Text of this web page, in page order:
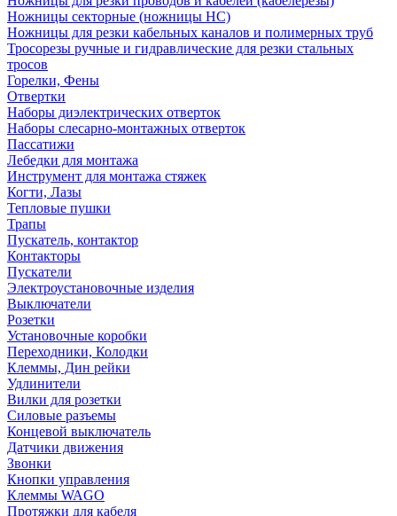
Ножницы секторные (ножницы НС)
Ножницы для резки кабельных каналов и полимерных труб
Тросорезы ручные и гидравлические для резки стальных
тросов
Горелки, Фены
Отвертки
Наборы диэлектрических отверток
Наборы слесарно-монтажных отверток
Пассатижи
Лебедки для монтажа
Инструмент для монтажа стяжек
Когти, Лазы
Тепловые пушки
Трапы
Пускатель, контактор
Контакторы
Пускатели
Электроустановочные изделия
Выключатели
Розетки
Установочные коробки
Переходники, Колодки
Клеммы, Дин рейки
Удлинители
Вилки для розетки
Силовые разъемы
Концевой выключатель
Датчики движения
Звонки
Кнопки управления
Клеммы WAGO
Протяжки для кабеля